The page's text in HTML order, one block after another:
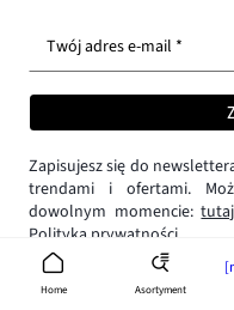
Home Asortyment
Twój adres e-mail *
Zapisujesz się do
trendami i ofertami.
dowolnym momencie:tutaj
Polityka prywatności.